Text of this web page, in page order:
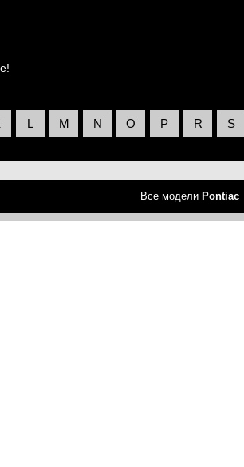
L M N O P R S
Все модели Pontiac